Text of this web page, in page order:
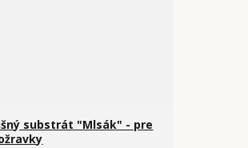
substrát "Mlsák" - pre